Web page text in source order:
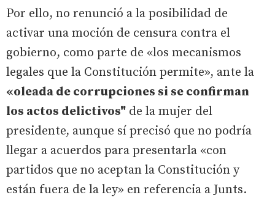
Por ello, no renunció a la posibilidad de
activar una moción de censura contra el
gobierno, como parte de «los mecanismos
legales que la Constitución permite», ante la
«oleada de corrupciones si se confirman
los actos delictivos" de la mujer del
presidente, aunque sí precisó que no podría
llegar a acuerdos para presentarla «con
partidos que no aceptan la Constitución y
están fuera de la ley» en referencia a Junts.